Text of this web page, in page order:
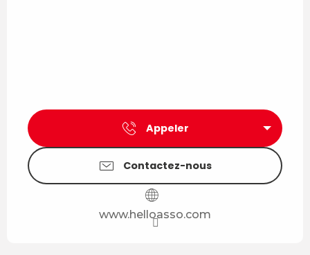
Appeler
Contactez-nous
www.helloasso.com